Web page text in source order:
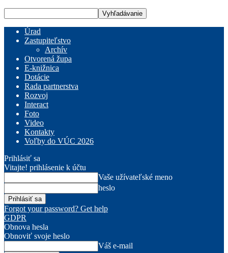
Úrad
Zastupiteľstvo
Archív
Otvorená župa
E-knižnica
Dotácie
Rada partnerstva
Rozvoj
Interact
Foto
Video
Kontakty
Voľby do VÚC 2026
Prihlásiť sa
Vitajte! prihlásenie k účtu
Vaše užívateľské meno
heslo
Forgot your password? Get help
GDPR
Obnova hesla
Obnoviť svoje heslo
Váš e-mail